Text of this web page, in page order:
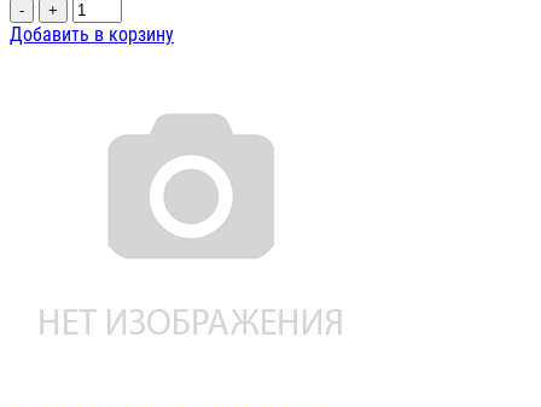
- +
Добавить в корзину